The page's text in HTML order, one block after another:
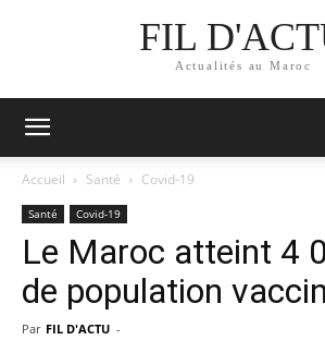
FIL
Actualités au Maroc
Accueil Santé Covid-19
Santé Covid-19
Le Maroc atteint 4
de population
Par FIL D'ACTU -